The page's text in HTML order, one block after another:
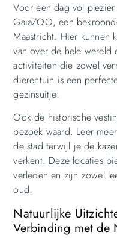
Voor een dag vol
GaiaZOO, een
Maastricht. Hier kunnen
van over de hele wereld
activiteiten die zowel
dierentuin is een
gezinsuitje.
Ook de historische
bezoek waard. Leer
de stad terwijl je de
verkent. Deze locaties
verleden en zijn zowel
oud.
Natuurlijke
Verbinding met de